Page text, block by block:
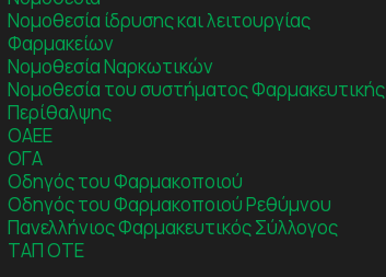
Νομοθεσία ίδρυσης και λειτουργίας
Φαρμακείων
Νομοθεσία Ναρκωτικών
Νομοθεσία του συστήματος Φαρμακευτικής
Περίθαλψης
ΟΑΕΕ
ΟΓΑ
Οδηγός του Φαρμακοποιού
Οδηγός του Φαρμακοποιού Ρεθύμνου
Πανελλήνιος Φαρμακευτικός Σύλλογος
ΤΑΠ ΟΤΕ